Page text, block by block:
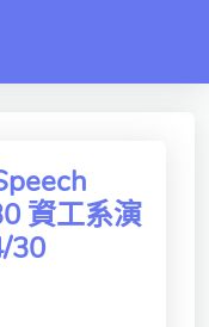
資工系演
30